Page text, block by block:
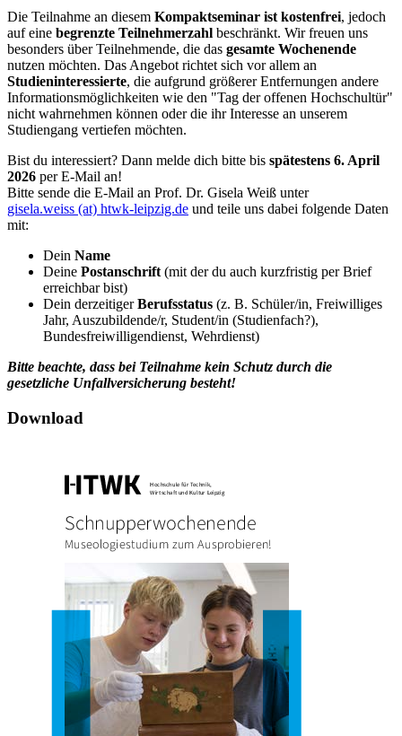
Die Teilnahme an diesem Kompaktseminar ist kostenfrei, jedoch
auf eine begrenzte Teilnehmerzahl beschränkt. Wir freuen uns
besonders über Teilnehmende, die das gesamte Wochenende
nutzen möchten. Das Angebot richtet sich vor allem an
Studieninteressierte, die aufgrund größerer Entfernungen andere
Informationsmöglichkeiten wie den "Tag der offenen Hochschultür"
nicht wahrnehmen können oder die ihr Interesse an unserem
Studiengang vertiefen möchten.
Bist du interessiert? Dann melde dich bitte bis spätestens 6. April
2026 per E-Mail an!
Bitte sende die E-Mail an Prof. Dr. Gisela Weiß unter
gisela.weiss (at) htwk-leipzig.de und teile uns dabei folgende Daten
mit:
Dein Name
Deine Postanschrift (mit der du auch kurzfristig per Brief
erreichbar bist)
Dein derzeitigerBerufsstatus (z. B. Schüler/in, Freiwilliges
Jahr, Auszubildende/r, Student/in (Studienfach?),
Bundesfreiwilligendienst, Wehrdienst)
Bitte beachte, dass bei Teilnahme kein Schutz durch die
gesetzliche Unfallversicherung besteht!
Download